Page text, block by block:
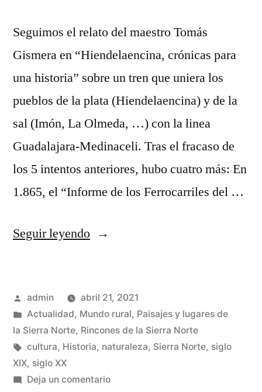
Seguimos el relato del maestro Tomás
Gismera en “Hiendelaencina, crónicas para
una historia” sobre un tren que uniera los
pueblos de la plata (Hiendelaencina) y de la
sal (Imón, La Olmeda, …) con la linea
Guadalajara-Medinaceli. Tras el fracaso de
los 5 intentos anteriores, hubo cuatro más: En
1.865, el “Informe de los Ferrocarriles del …
Seguir leyendo«Y
no
vino
a
Publicado
por
admin
abril 21, 2021
Publicado
en
Actualidad, Mundo rural, Paisajes y lugares de
la Sierra Norte, Rincones de la Sierra Norte
Etiquetas:
cultura, Historia, naturaleza, Sierra Norte, siglo
XIX, siglo XX
Deja un comentarioen